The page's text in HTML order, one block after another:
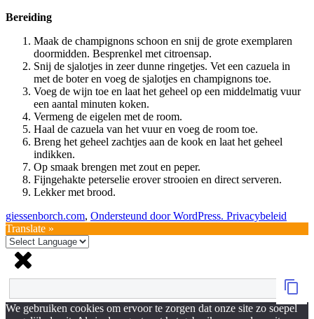
Bereiding
Maak de champignons schoon en snij de grote exemplaren
doormidden. Besprenkel met citroensap.
Snij de sjalotjes in zeer dunne ringetjes. Vet een cazuela in
met de boter en voeg de sjalotjes en champignons toe.
Voeg de wijn toe en laat het geheel op een middelmatig vuur
een aantal minuten koken.
Vermeng de eigelen met de room.
Haal de cazuela van het vuur en voeg de room toe.
Breng het geheel zachtjes aan de kook en laat het geheel
indikken.
Op smaak brengen met zout en peper.
Fijngehakte peterselie erover strooien en direct serveren.
Lekker met brood.
giessenborch.com, Ondersteund door WordPress. Privacybeleid
Translate »
We gebruiken cookies om ervoor te zorgen dat onze site zo soepel